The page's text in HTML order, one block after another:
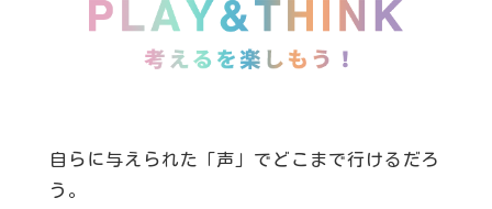
自らに与えられた「声」でどこまで行けるだろ
う。